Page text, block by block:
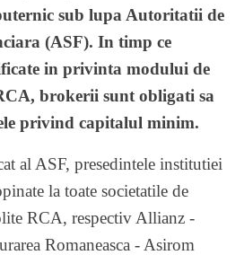
sub lupa Autoritatii de
(ASF). In timp ce
in privinta modului de
brokerii sunt obligati sa
privind capitalul minim.
al ASF, presedintele institutiei
la toate societatile de
RCA, respectiv Allianz -
Romaneasca - Asirom